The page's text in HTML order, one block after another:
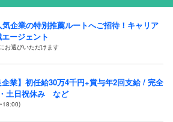
気企業の特別推薦ルートへご招待！キャリア
ージェント
お選びいただけます
企業】初任給30万4千円+賞与年2回支給 / 完全
土日祝休み など